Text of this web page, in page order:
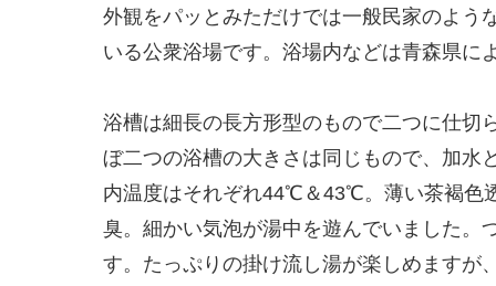
外観をパッとみただけでは一般民家のよう
いる公衆浴場です。浴場内などは青森県に
浴槽は細長の長方形型のもので二つに仕切
ぼ二つの浴槽の大きさは同じもので、加水
内温度はそれぞれ44℃＆43℃。薄い茶褐色
臭。細かい気泡が湯中を遊んでいました。
す。たっぷりの掛け流し湯が楽しめますが